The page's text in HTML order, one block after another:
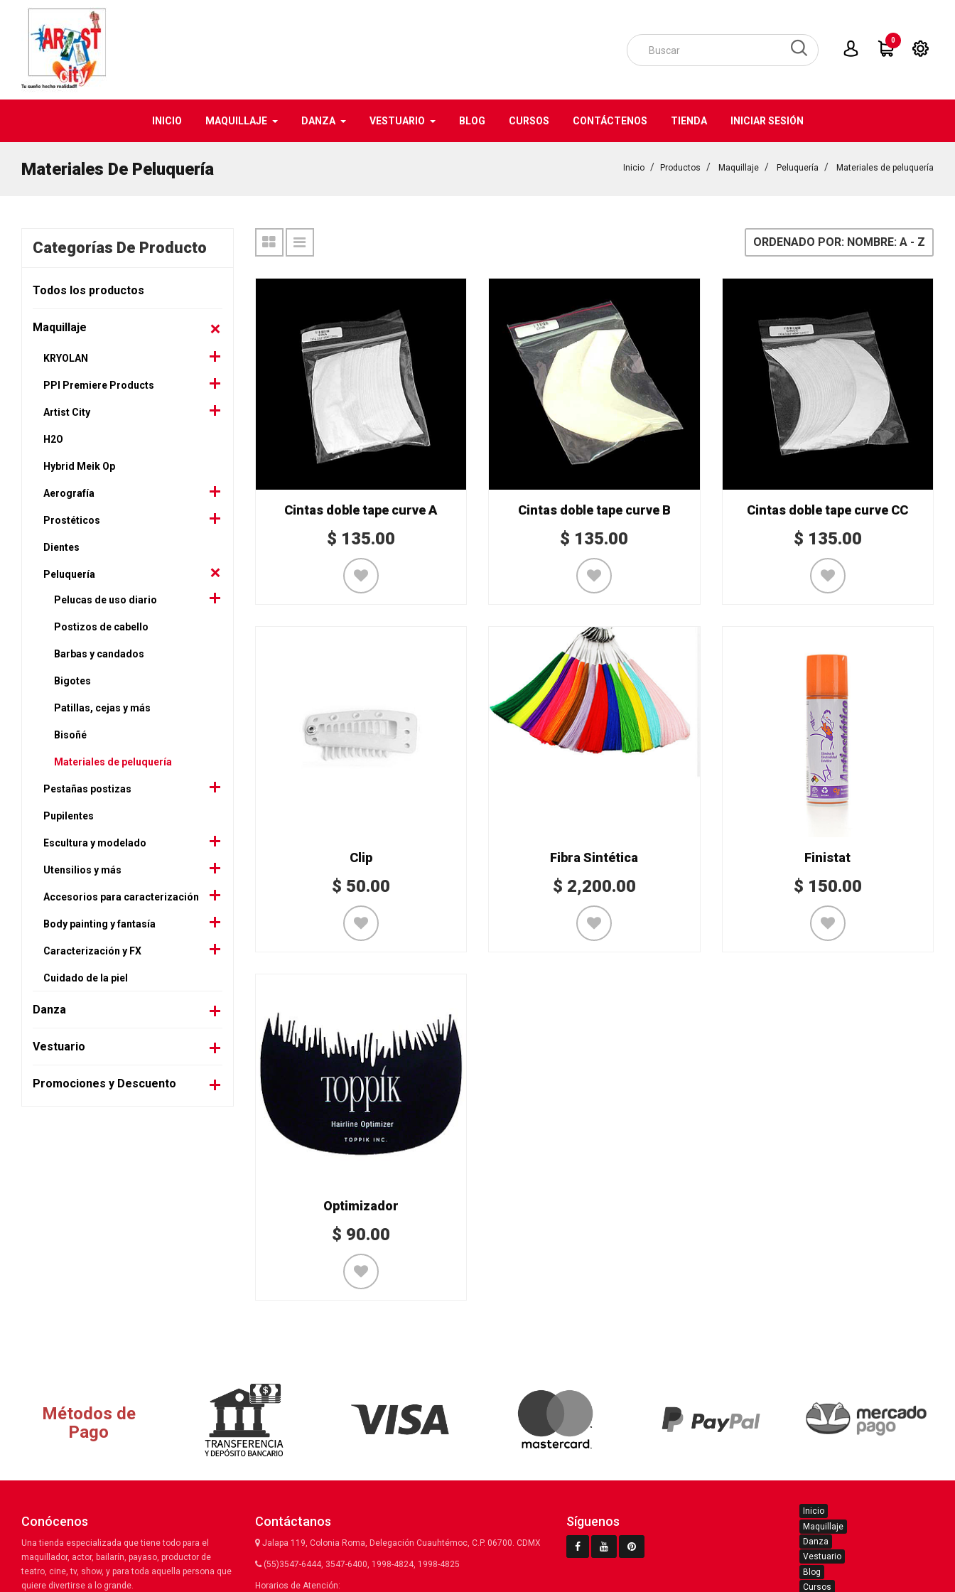
0
INICIO MAQUILLAJE DANZA VESTUARIO BLOG CURSOS CONTÁCTENOS TIENDA INICIAR SESIÓN
Materiales De Peluquería Inicio Productos Maquillaje Peluquería Materiales de peluquería
Categorías De Producto
Todos los productos
Maquillaje
KRYOLAN
PPI Premiere Products
Artist City
H2O
Hybrid Meik Op
Aerografía
Prostéticos
Dientes
Peluquería
Pelucas de uso diario
Postizos de cabello
Barbas y candados
Bigotes
Patillas, cejas y más
Bisoñé
Materiales de peluquería
Pestañas postizas
Pupilentes
Escultura y modelado
Utensilios y más
Accesorios para caracterización
Body painting y fantasía
Caracterización y FX
Cuidado de la piel
Danza
Vestuario
Promociones y Descuento
ORDENADO POR: NOMBRE: A - Z
Cintas doble tape curve A
$ 135.00
Cintas doble tape curve B
$ 135.00
Cintas doble tape curve CC
$ 135.00
Clip
$ 50.00
Fibra Sintética
$ 2,200.00
Finistat
$ 150.00
Optimizador
$ 90.00
Métodos de
Pago
Conócenos
Una tienda especializada que tiene todo para el
maquillador, actor, bailarín, payaso, productor de
teatro, cine, tv, show, y para toda aquella persona que
quiere divertirse a lo grande.
Contáctanos
Jalapa 119, Colonia Roma, Delegación Cuauhtémoc, C.P. 06700. CDMX
(55)3547-6444, 3547-6400, 1998-4824, 1998-4825
Horarios de Atención:
Síguenos
Inicio
Maquillaje
Danza
Vestuario
Blog
Cursos